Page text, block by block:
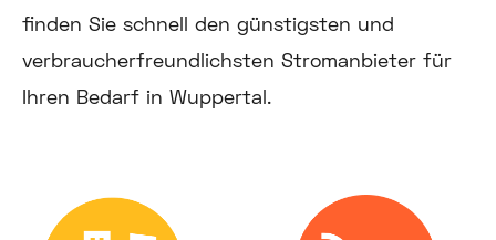
finden Sie schnell den günstigsten und
verbraucherfreundlichsten Stromanbieter für
Ihren Bedarf in Wuppertal.